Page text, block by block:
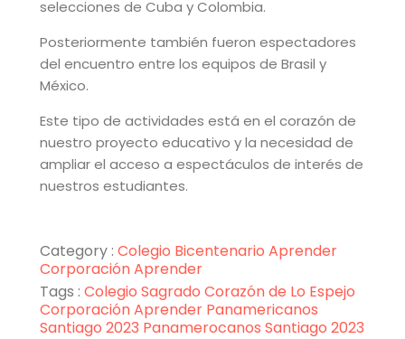
selecciones de Cuba y Colombia.
Posteriormente también fueron espectadores
del encuentro entre los equipos de Brasil y
México.
Este tipo de actividades está en el corazón de
nuestro proyecto educativo y la necesidad de
ampliar el acceso a espectáculos de interés de
nuestros estudiantes.
Category : Colegio Bicentenario Aprender
Corporación Aprender
Tags : Colegio Sagrado Corazón de Lo Espejo
Corporación Aprender Panamericanos
Santiago 2023 Panamerocanos Santiago 2023